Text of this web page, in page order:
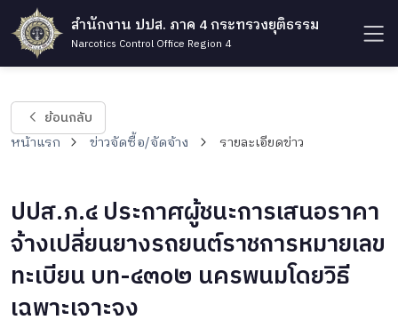
สำนักงาน ปปส. ภาค 4 กระทรวงยุติธรรม
Narcotics Control Office Region 4
ย้อนกลับ
หน้าแรก ข่าวจัดซื้อ/จัดจ้าง รายละเอียดข่าว
ปปส.ภ.๔ ประกาศผู้ชนะการเสนอราคา
จ้างเปลี่ยนยางรถยนต์ราชการหมายเลข
ทะเบียน บท-๔๓๐๒ นครพนมโดยวิธี
เฉพาะเจาะจง